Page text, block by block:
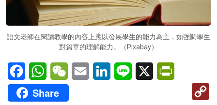
語文老師在閱讀教學的內容上應以發展學生的能力為主，如強調學生
對篇章的理解能力。（Pixabay）
FacebookWhatsAppWeChatEmail LinkedInLine X
Share